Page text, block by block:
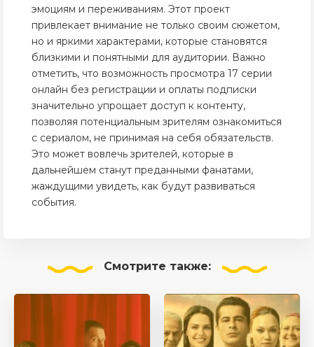
эмоциям и переживаниям. Этот проект
привлекает внимание не только своим сюжетом,
но и яркими характерами, которые становятся
близкими и понятными для аудитории. Важно
отметить, что возможность просмотра 17 серии
онлайн без регистрации и оплаты подписки
значительно упрощает доступ к контенту,
позволяя потенциальным зрителям ознакомиться
с сериалом, не принимая на себя обязательств.
Это может вовлечь зрителей, которые в
дальнейшем станут преданными фанатами,
жаждущими увидеть, как будут развиваться
события.
Смотрите также: